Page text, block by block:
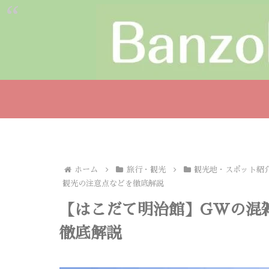
ホーム 旅行・観光
観光地・スポット紹
観光の注意点などを徹底解説
【はこだて明治館】GWの
徹底解説